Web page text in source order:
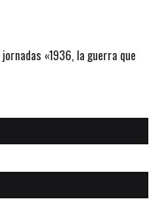
«1936, la guerra que